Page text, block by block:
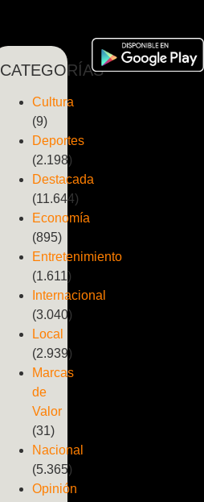
CATEGORÍAS
Cultura
(9)
Deportes
(2.198)
Destacada
(11.644)
Economía
(895)
Entretenimiento
(1.611)
Internacional
(3.040)
Local
(2.939)
Marcas
de
Valor
(31)
Nacional
(5.365)
Opinión